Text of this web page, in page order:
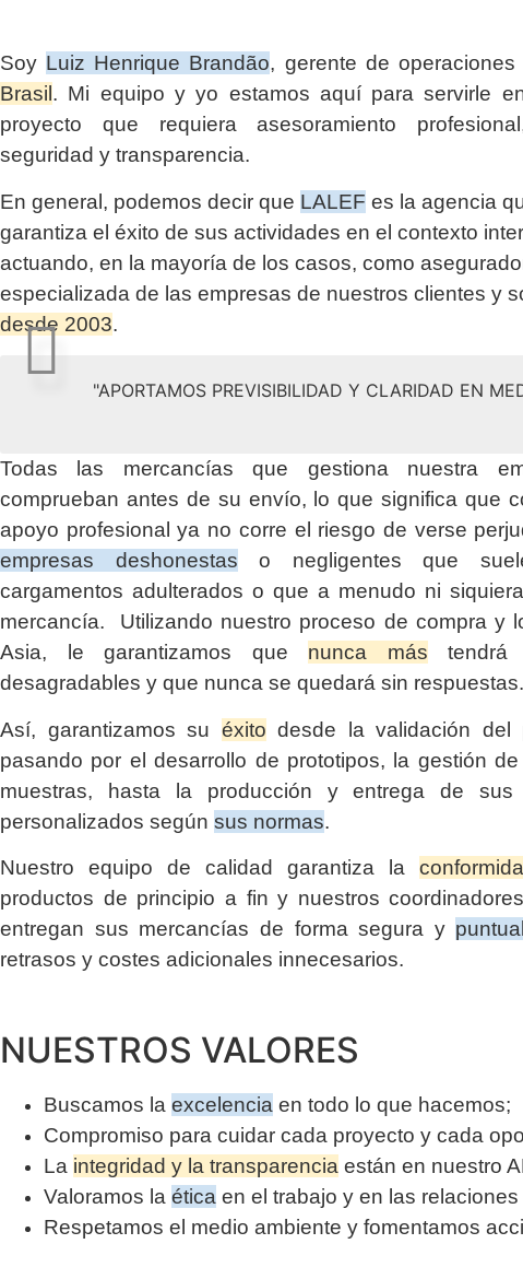
Soy Luiz Henrique Brandão, gerente de operaciones
Brasil . Mi equipo y yo estamos aquí para servirle
proyecto que requiera asesoramiento
seguridad y transparencia.
En general, podemos decir que LALEF es la agencia
garantiza el éxito de sus actividades en el contexto
actuando, en la mayoría de los casos, como
especializada de las empresas de nuestros clientes y
desde 2003.
"APORTAMOS PREVISIBILIDAD Y CLARIDAD EN
Todas las mercancías que gestiona nuestra
comprueban antes de su envío, lo que significa que
apoyo profesional ya no corre el riesgo de verse
empresas deshonestas o negligentes que
cargamentos adulterados o que a menudo ni
mercancía. Utilizando nuestro proceso de compra y
Asia, le garantizamos que nunca más tendrá
desagradables y que nunca se quedará sin respuestas.
Así, garantizamos su éxito desde la validación del
pasando por el desarrollo de prototipos, la gestión
muestras, hasta la producción y entrega de sus
personalizados según sus normas.
Nuestro equipo de calidad garantiza la
productos de principio a fin y nuestros
entregan sus mercancías de forma segura y puntual
retrasos y costes adicionales innecesarios.
NUESTROS VALORES
Buscamos la excelencia en todo lo que hacemos;
Compromiso para cuidar cada proyecto y cada
La integridad y la transparencia están en nuestro
Valoramos la ética en el trabajo y en las
Respetamos el medio ambiente y fomentamos